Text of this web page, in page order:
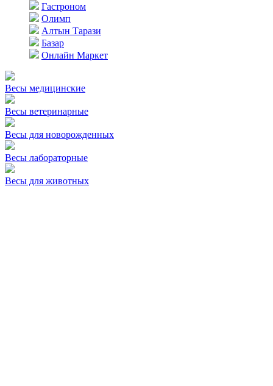
Гастроном
Олимп
Алтын Тарази
Базар
Онлайн Маркет
Весы медицинские
Весы ветеринарные
Весы для новорожденных
Весы лабораторные
Весы для животных